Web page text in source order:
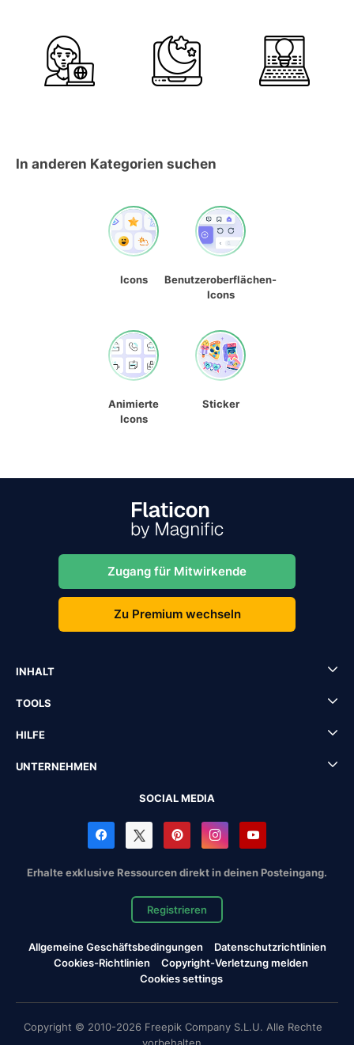
In anderen Kategorien suchen
Icons
Benutzeroberflächen-
Icons
Animierte
Icons
Sticker
Zugang für Mitwirkende
Zu Premium wechseln
INHALT
TOOLS
HILFE
UNTERNEHMEN
SOCIAL MEDIA
Erhalte exklusive Ressourcen direkt in deinen Posteingang.
Registrieren
Allgemeine Geschäftsbedingungen
Datenschutzrichtlinien
Cookies-Richtlinien
Copyright-Verletzung melden
Cookies settings
Copyright © 2010-2026 Freepik Company S.L.U. Alle Rechte